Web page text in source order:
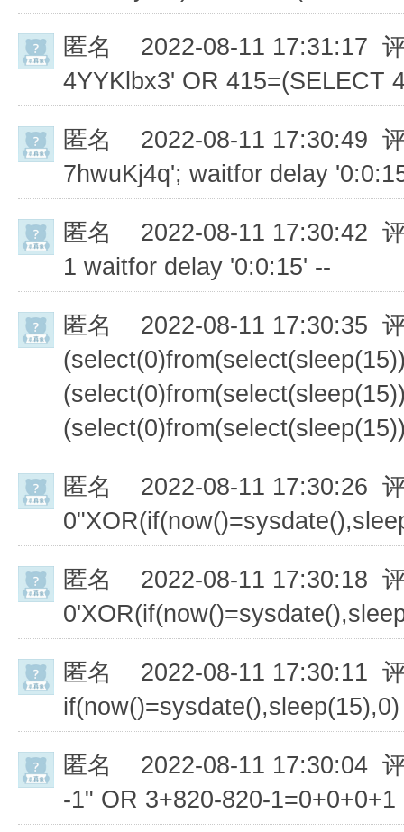
匿名 2022-08-11 17:31:17
4YYKlbx3' OR 415=(SELECT
匿名 2022-08-11 17:30:49
7hwuKj4q'; waitfor delay
匿名 2022-08-11 17:30:42
1 waitfor delay '0:0:15' --
匿名 2022-08-11 17:30:35
匿名 2022-08-11 17:30:26
匿名 2022-08-11 17:30:18
匿名 2022-08-11 17:30:11
if(now()=sysdate(),sleep(15),0)
匿名 2022-08-11 17:30:04
-1" OR 3+820-820-1=0+0+0+1